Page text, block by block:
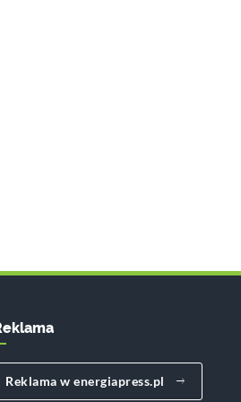
Reklama w energiapress.pl